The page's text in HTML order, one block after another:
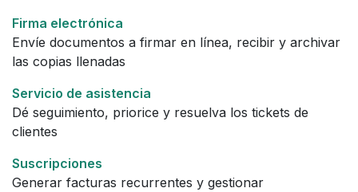
Firma electrónica
Envíe documentos a firmar en línea, recibir y archivar
las copias llenadas
Servicio de asistencia
Dé seguimiento, priorice y resuelva los tickets de
clientes
Suscripciones
Generar facturas recurrentes y gestionar